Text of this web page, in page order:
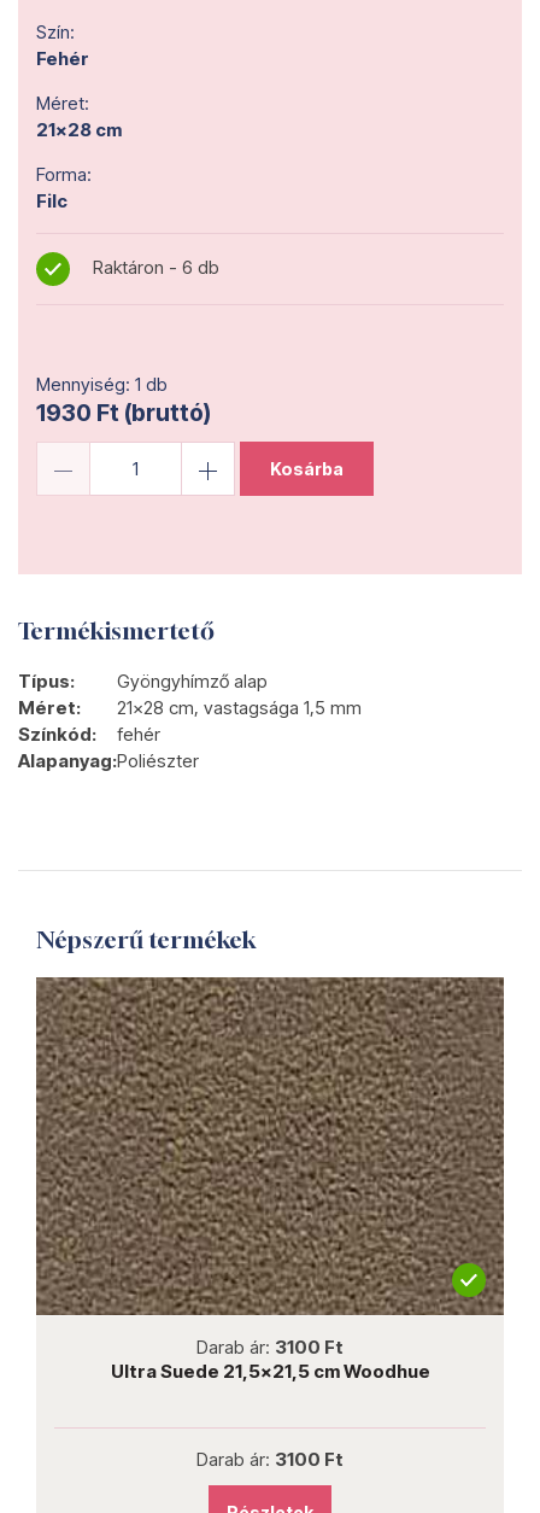
Szín:
Fehér
Méret:
21x28 cm
Forma:
Filc
Raktáron - 6 db
Mennyiség: 1 db
1930 Ft (bruttó)
Kosárba
Termékismertető
Típus:
Gyöngyhímző alap
Méret:
21x28 cm, vastagsága 1,5 mm
Színkód:
fehér
Alapanyag:Poliészter
Népszerű termékek
Darab ár: 3100 Ft
Ultra Suede 21,5x21,5 cm Woodhue
Darab ár: 3100 Ft